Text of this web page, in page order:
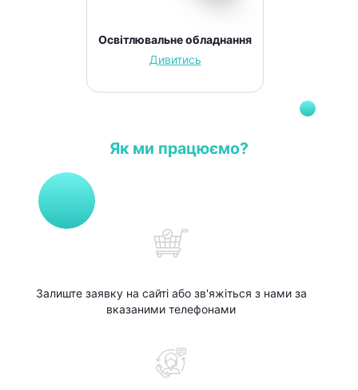
Освітлювальне обладнання
Дивитись
Як ми працюємо?
Залиште заявку на сайті або зв'яжіться з нами за
вказаними телефонами